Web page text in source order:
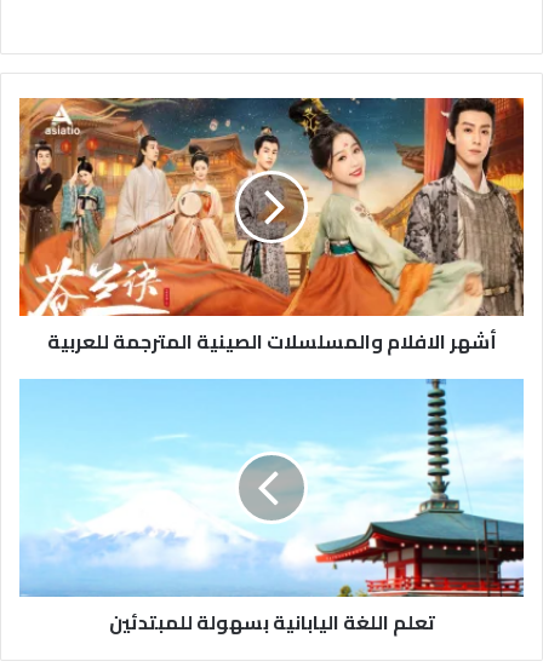
أشهر الافلام والمسلسلات الصينية المترجمة للعربية
تعلم اللغة اليابانية بسهولة للمبتدئين